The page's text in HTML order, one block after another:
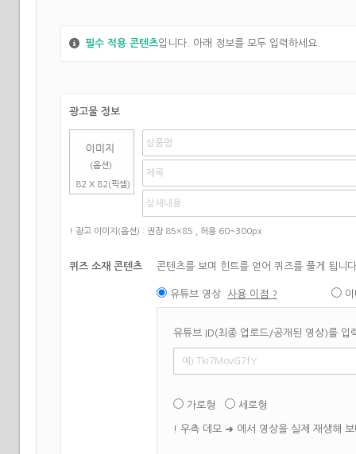
필수 적용 콘텐츠입니다. 아래 정보를 모두 입력하세요.
광고물 정보
(옵션)
82 X 82(픽셀)
! 광고 이미지(옵션) : 권장 85×85 , 허용 60~300px
퀴즈 소재 콘텐츠 콘텐츠를 보며 힌트를 얻어 퀴즈를 풀게 됩니
유튜브 영상 사용 이점 ?
유튜브 ID(최종 업로드/공개된 영상)를 입
가로형 세로형
! 우측 데모 ➜ 에서 영상을 실제 재생해